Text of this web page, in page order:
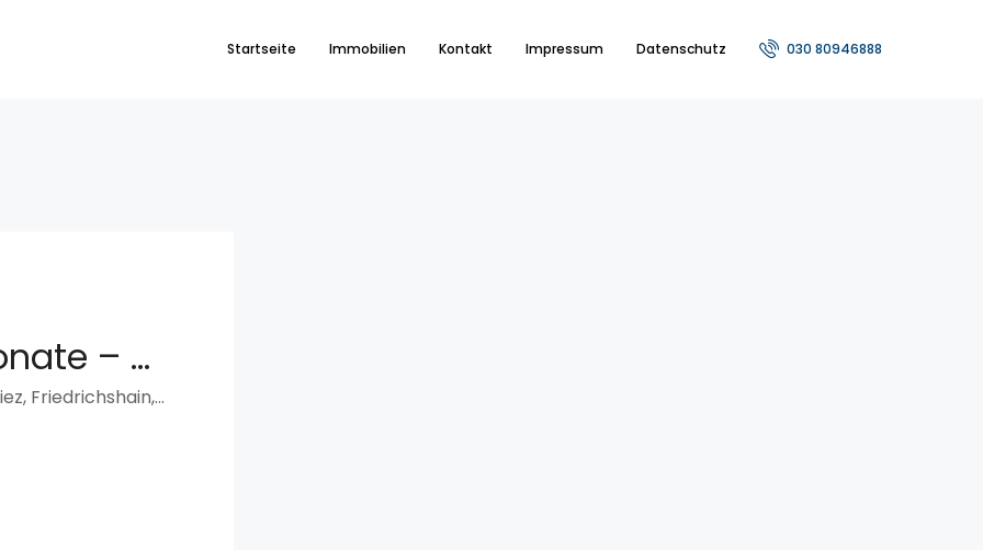
Startseite Immobilien Kontakt Impressum Datenschutz 030 80946888
Befristet für 18 Monate – Wohnen in Ikonische Gebäude
11, Frankfurter Allee, Boxhagener Kiez, Friedrichshain, Friedrichshain-Kreuzberg, Berlin, 10247, Deutschland